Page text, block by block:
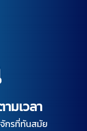
มเวลา
กรที่ทันสมัย